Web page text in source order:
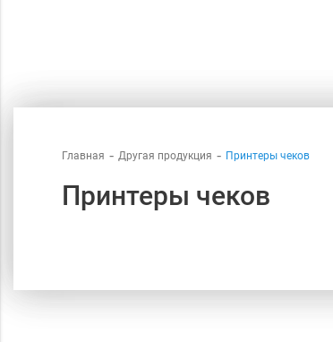
Главная Другая продукция Принтеры чеков
Принтеры чеков